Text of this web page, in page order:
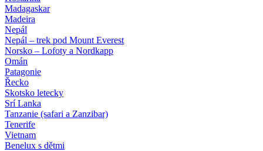
Madagaskar
Madeira
Nepál
Nepál – trek pod Mount Everest
Norsko – Lofoty a Nordkapp
Omán
Patagonie
Řecko
Skotsko letecky
Srí Lanka
Tanzanie (safari a Zanzibar)
Tenerife
Vietnam
Benelux s dětmi